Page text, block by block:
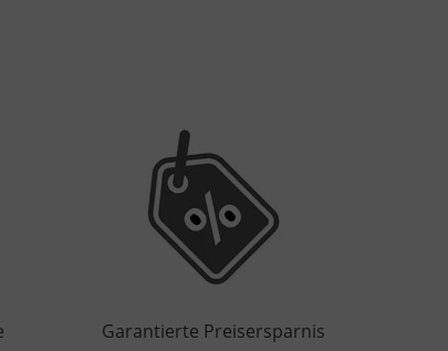
Garantierte Preisersparnis